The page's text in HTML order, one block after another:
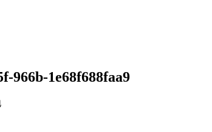
966b-1e68f688faa9